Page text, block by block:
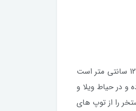
این محصول کاربرد های متفاوتی داشته و به دلیل برخورداری از ابعاد مناسب، قابلیت استفاده در هر فضایی را دارد. قطر این محصول برابر با 122 سانتی متر است
و در حیاط ویلا و
را از توپ های